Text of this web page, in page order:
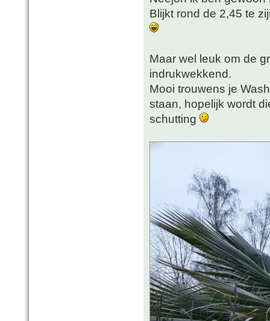
Blijkt rond de 2,45 te
Maar wel leuk om de
indrukwekkend.
Mooi trouwens je
staan, hopelijk wordt
schutting